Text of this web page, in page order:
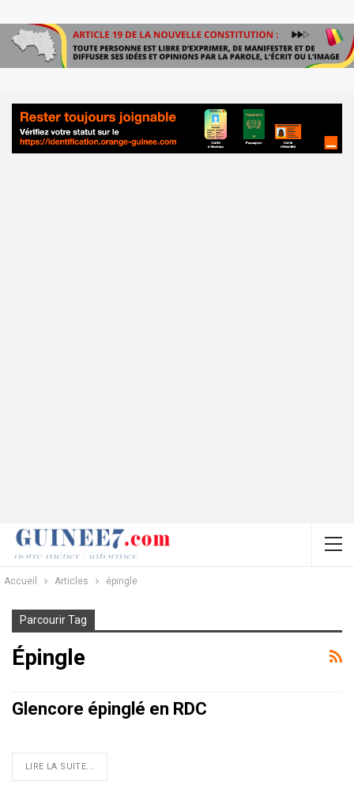
Accueil Articles épingle
Parcourir Tag
Épingle
Glencore épinglé en RDC
LIRE LA SUITE...